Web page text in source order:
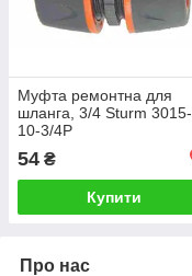
Муфта ремонтна для
шланга, 3/4 Sturm 3015-
10-3/4P
54 ₴
Купити
Про нас